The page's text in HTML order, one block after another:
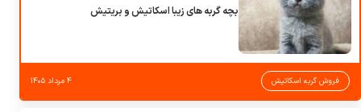
بچه گربه های زیبا اسکاتیش و بریتیش
فروش گربه اسکاتیش ۴ مرداد ۱۴۰۵